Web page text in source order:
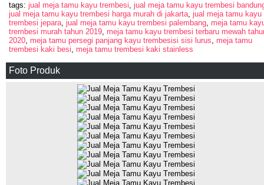
tags: jual meja tamu kayu trembesi, jual meja tamu kayu trembesi
jual meja tamu kayu trembesi harga murah di jakarta, jual meja tamu kayu
trembesi jepara, jual meja tamu kayu trembesi palembang, meja tamu
trembesi murah tahun 2019, meja tamu kayu trembesi terbaru mewah
2020, meja tamu persegi panjang kayu trembesisi sisi lurus, meja tamu
trembesi kaki besi, meja tamu trembesi kaki stainless
Foto Produk